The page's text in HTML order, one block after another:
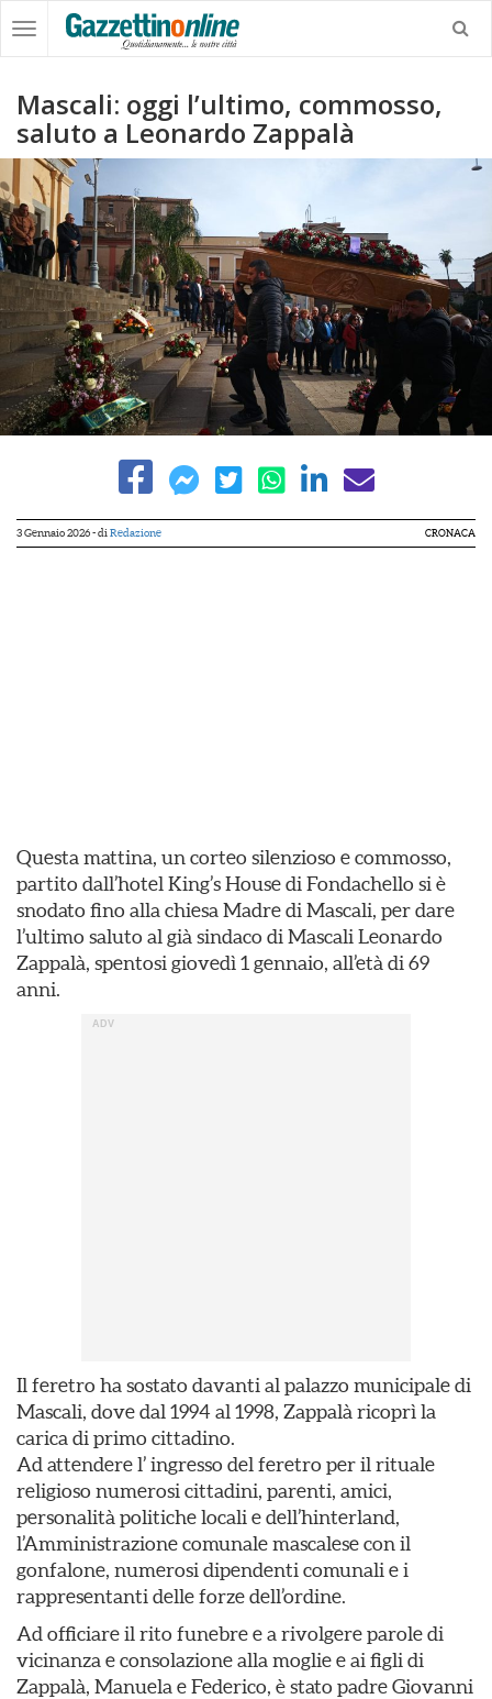
Mascali: oggi l’ultimo, commosso,
saluto a Leonardo Zappalà
3 Gennaio 2026- di Redazione CRONACA
Questa mattina, un corteo silenzioso e commosso,
partito dall’hotel King’s House di Fondachello si è
snodato fino alla chiesa Madre di Mascali, per dare
l’ultimo saluto al già sindaco di Mascali Leonardo
Zappalà, spentosi giovedì 1 gennaio, all’età di 69
anni.
Il feretro ha sostato davanti al palazzo municipale di
Mascali, dove dal 1994 al 1998, Zappalà ricoprì la
carica di primo cittadino.
Ad attendere l’ ingresso del feretro per il rituale
religioso numerosi cittadini, parenti, amici,
personalità politiche locali e dell’hinterland,
l’Amministrazione comunale mascalese con il
gonfalone, numerosi dipendenti comunali e i
rappresentanti delle forze dell’ordine.
Ad officiare il rito funebre e a rivolgere parole di
vicinanza e consolazione alla moglie e ai figli di
Zappalà, Manuela e Federico, è stato padre Giovanni